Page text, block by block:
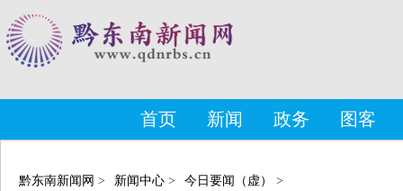
首页 新闻 政务 图客
黔东南新闻网 > 新闻中心 > 今日要闻（虚） >